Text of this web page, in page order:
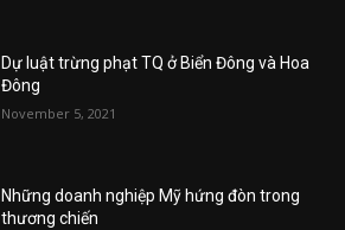
Dự luật trừng phạt TQ ở Biển Đông và Hoa
Đông
November 5, 2021
Những doanh nghiệp Mỹ hứng đòn trong
thương chiến